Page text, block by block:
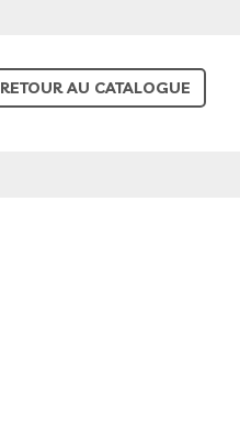
RETOUR AU CATALOGUE